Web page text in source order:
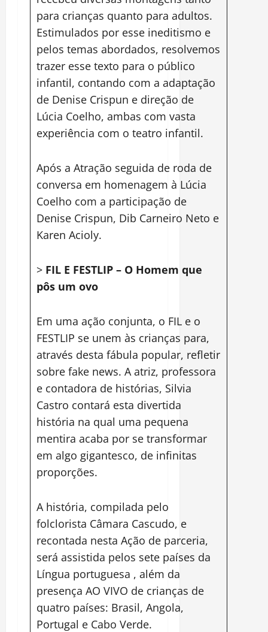
para crianças quanto para adultos.
Estimulados por esse ineditismo e
pelos temas abordados, resolvemos
trazer esse texto para o público
infantil, contando com a adaptação
de Denise Crispun e direção de
Lúcia Coelho, ambas com vasta
experiência com o teatro infantil.
Após a Atração seguida de roda de
conversa em homenagem à Lúcia
Coelho com a participação de
Denise Crispun, Dib Carneiro Neto e
Karen Acioly.
> FIL E FESTLIP – O Homem que
pôs um ovo
Em uma ação conjunta, o FIL e o
FESTLIP se unem às crianças para,
através desta fábula popular, refletir
sobre fake news. A atriz, professora
e contadora de histórias, Silvia
Castro contará esta divertida
história na qual uma pequena
mentira acaba por se transformar
em algo gigantesco, de infinitas
proporções.
A história, compilada pelo
folclorista Câmara Cascudo, e
recontada nesta Ação de parceria,
será assistida pelos sete países da
Língua portuguesa , além da
presença AO VIVO de crianças de
quatro países: Brasil, Angola,
Portugal e Cabo Verde.